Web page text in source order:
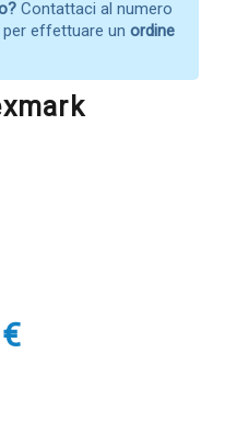
Contattaci al numero
per effettuare un ordine
€Il
prezzo